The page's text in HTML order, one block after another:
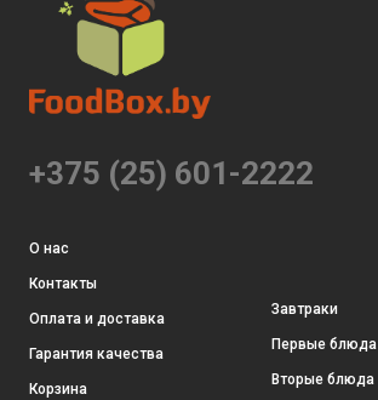
+375 (25) 601-2222
О нас
Контакты
Оплата и доставка
Гарантия качества
Корзина
Завтраки
Первые блюда
Вторые блюда